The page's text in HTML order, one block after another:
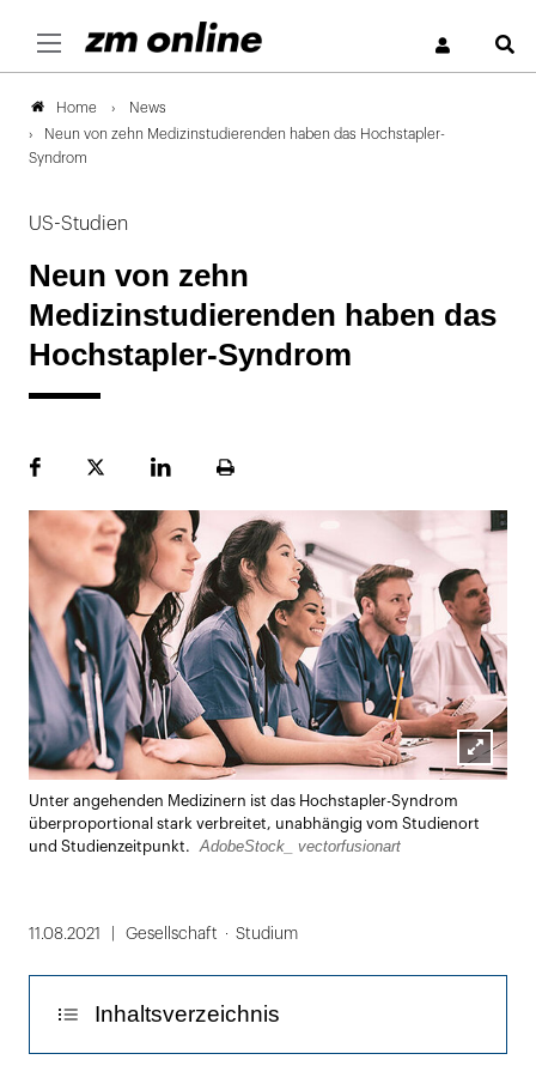
Home
News
Neun von zehn Medizinstudierenden haben das Hochstapler-
Syndrom
US-Studien
Neun von zehn
Medizinstudierenden haben das
Hochstapler-Syndrom
FacebookPlattformLinekdInSeite
Lightbox
öffnen
Unter angehenden Medizinern ist das Hochstapler-Syndrom
überproportional stark verbreitet, unabhängig vom Studienort
und Studienzeitpunkt.
AdobeStock_ vectorfusionart
11.08.2021 Gesellschaft Studium
Inhaltsverzeichnis